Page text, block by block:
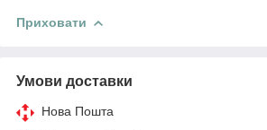
Приховати
Умови доставки
Нова Пошта